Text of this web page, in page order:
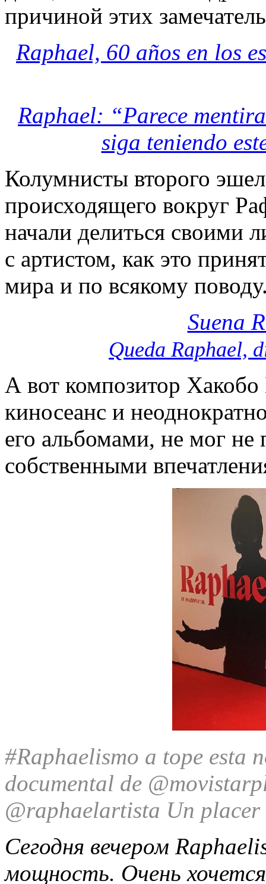
причиной этих
Raphael, 60 años en los
Raphael: “Parece
siga teniendo
Колумнисты второго
происходящего вокруг
начали делиться своими
с артистом, как это
мира и по всякому
Suena
Queda Raphael,
А вот композитор
киносеанс и
его альбомами, не мог не
собственными
#Raphaelismo a tope esta
documental de
@raphaelartista Un
Сегодня вечером
мощность. Очень